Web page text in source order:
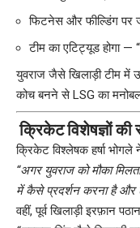
फिटनेस और फील्डिंग पर
टीम का एटिट्यूड होगा
युवराज जैसे खिलाड़ी टीम में
कोच बनने से LSG का
क्रिकेट विशेषज्ञों की
क्रिकेट विश्लेषक हर्षा
“अगर युवराज को मौका
में कैसे प्रदर्शन करना है
वहीं, पूर्व खिलाड़ी इरफ़ान